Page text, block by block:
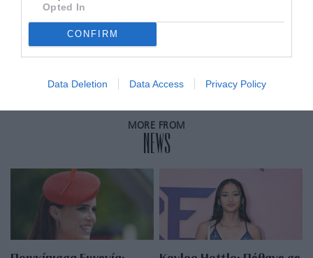
Opted In
CONFIRM
Data Deletion Data Access Privacy Policy
Shannen Doherty: Έφυγε από τη ζωή
η ηθοποιός
MORE FROM
NEWS